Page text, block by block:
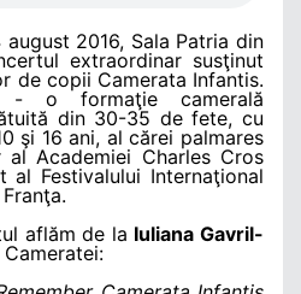
2016, Sala Patria din
extraordinar susţinut
de copii Camerata Infantis.
- o formaţie camerală
din 30-35 de fete, cu
şi 16 ani, al cărei palmares
Academiei Charles Cros
al Festivalului Internaţional
aflăm de la Iuliana Gavril-